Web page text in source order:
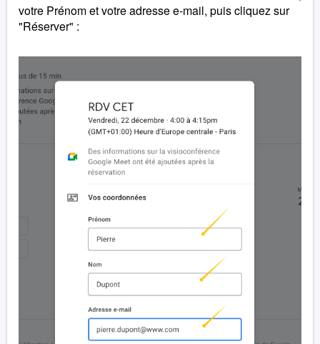
votre Prénom et votre adresse e-mail, puis cliquez sur
"Réserver" :